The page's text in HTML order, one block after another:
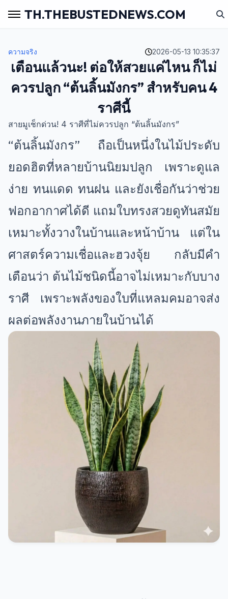
TH.THEBUSTEDNEWS.COM
ความจริง 2026-05-13 10:35:37
เตือนแล้วนะ! ต่อให้สวยแค่ไหน ก็ไม่
ควรปลูก “ต้นลิ้นมังกร” สำหรับคน 4
ราศีนี้
สายมูเช็กด่วน! 4 ราศีที่ไม่ควรปลูก “ต้นลิ้นมังกร”
“ต้นลิ้นมังกร” ถือเป็นหนึ่งในไม้ประดับ
ยอดฮิตที่หลายบ้านนิยมปลูก เพราะดูแล
ง่าย ทนแดด ทนฝน และยังเชื่อกันว่าช่วย
ฟอกอากาศได้ดี แถมใบทรงสวยดูทันสมัย
เหมาะทั้งวางในบ้านและหน้าบ้าน แต่ใน
ศาสตร์ความเชื่อและฮวงจุ้ย กลับมีคำ
เตือนว่า ต้นไม้ชนิดนี้อาจไม่เหมาะกับบาง
ราศี เพราะพลังของใบที่แหลมคมอาจส่ง
ผลต่อพลังงานภายในบ้านได้